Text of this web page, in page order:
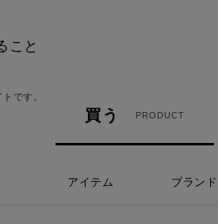
こと
です。
買う PRODUCT
アイテム ブランド